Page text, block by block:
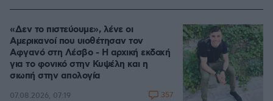
«Δεν το πιστεύουμε», λένε οι
Αμερικανοί που υιοθέτησαν τον
Αφγανό στη Λέσβο - Η αρχική εκδοχή
για το φονικό στην Κυψέλη και η
σιωπή στην απολογία
07.08.2026, 07:19 357